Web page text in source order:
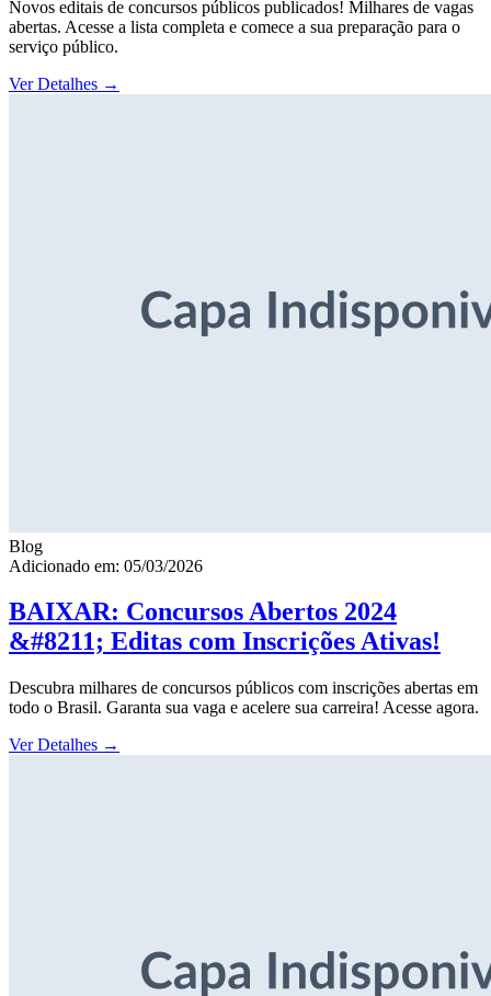
Novos editais de concursos públicos publicados! Milhares de vagas
abertas. Acesse a lista completa e comece a sua preparação para o
serviço público.
Ver Detalhes →
Blog
Adicionado em: 05/03/2026
BAIXAR: Concursos Abertos 2024
&#8211; Editas com Inscrições Ativas!
Descubra milhares de concursos públicos com inscrições abertas em
todo o Brasil. Garanta sua vaga e acelere sua carreira! Acesse agora.
Ver Detalhes →